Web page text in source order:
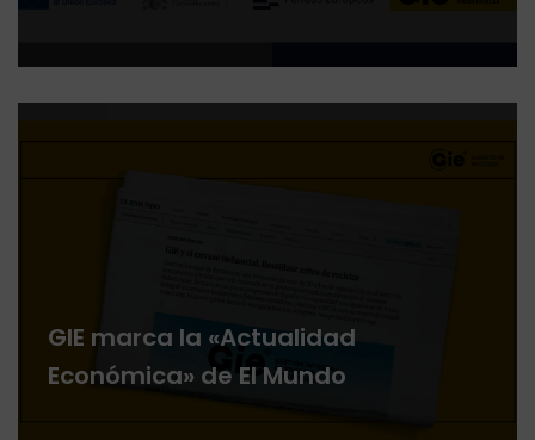
GIE marca la «Actualidad
Económica» de El Mundo